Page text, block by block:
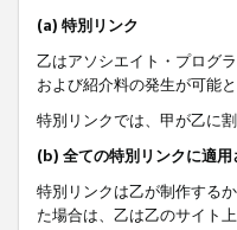
(a) 特別リンク
乙はアソシエイト・プログ
および紹介料の発生が可能と
特別リンクでは、甲が乙に
(b) 全ての特別リンクに適用
特別リンクは乙が制作する
た場合は、乙は乙のサイト